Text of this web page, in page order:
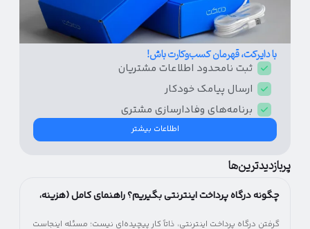
با دایرکت، قهرمان کسب‌و‌کارت باش!
ثبت نامحدود اطلاعات مشتریان
ارسال پیامک‌ خودکار
برنامه‌های وفادار‌سازی مشتری
اطلاعات بیشتر
پربازدیدترین‌ها
چگونه درگاه پرداخت اینترنتی بگیریم؟ راهنمای کامل (هزینه،
گرفتن درگاه پرداخت اینترنتی، ذاتاً کار پیچیده‌ای نیست؛ مسئله اینجاست